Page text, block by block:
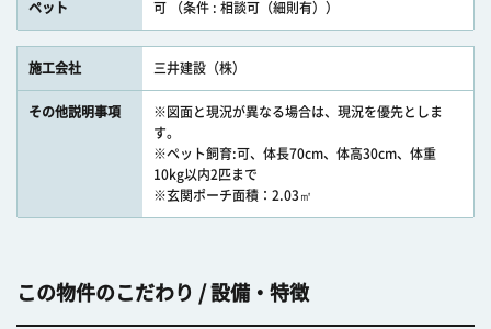
ペット 可 （条件 : 相談可（細則有））
施工会社 三井建設（株）
その他説明事項
※図面と現況が異なる場合は、現況を優先としま
す。
※ペット飼育:可、体長70cm、体高30cm、体重
10kg以内2匹まで
※玄関ポーチ面積：2.03㎡
この物件のこだわり / 設備・特徴